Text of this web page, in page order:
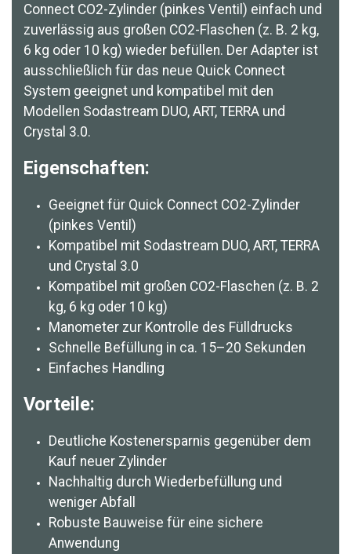
Connect CO2-Zylinder (pinkes Ventil) einfach und
zuverlässig aus großen CO2-Flaschen (z. B. 2 kg,
6 kg oder 10 kg) wieder befüllen. Der Adapter ist
ausschließlich für das neue Quick Connect
System geeignet und kompatibel mit den
Modellen Sodastream DUO, ART, TERRA und
Crystal 3.0.
Eigenschaften:
Geeignet für Quick Connect CO2-Zylinder
(pinkes Ventil)
Kompatibel mit Sodastream DUO, ART, TERRA
und Crystal 3.0
Kompatibel mit großen CO2-Flaschen (z. B. 2
kg, 6 kg oder 10 kg)
Manometer zur Kontrolle des Fülldrucks
Schnelle Befüllung in ca. 15–20 Sekunden
Einfaches Handling
Vorteile:
Deutliche Kostenersparnis gegenüber dem
Kauf neuer Zylinder
Nachhaltig durch Wiederbefüllung und
weniger Abfall
Robuste Bauweise für eine sichere
Anwendung